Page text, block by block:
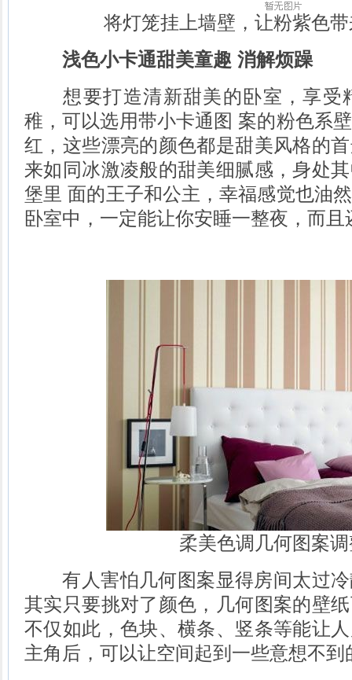
将灯笼挂上墙壁，让粉紫色
浅色小卡通甜美童趣 消解烦躁
想要打造清新甜美的卧室，享受
稚，可以选用带小卡通图 案的粉色系
红，这些漂亮的颜色都是甜美风格的
来如同冰激凌般的甜美细腻感，身处
堡里 面的王子和公主，幸福感觉也油
卧室中，一定能让你安睡一整夜，而
柔美色调几何图案调
有人害怕几何图案显得房间太过冷
其实只要挑对了颜色，几何图案的壁
不仅如此，色块、横条、竖条等能让
主角后，可以让空间起到一些意想不到